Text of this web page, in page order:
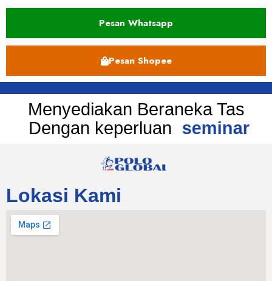
Pesan Whatsapp
Pesan Shopee
Menyediakan Beraneka Tas
Dengan keperluan seminar
Lokasi Kami